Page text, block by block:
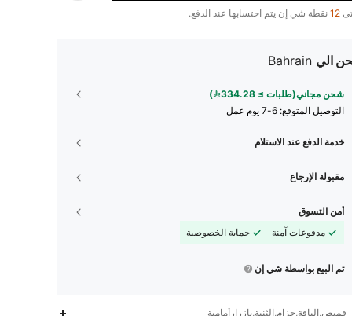
12 نقطة شي إن يتم احتسابها عند الدفع.
الي Bahrain
شحن مجاني(طلبات ≥ 334.28)
التوصيل المتوقع: 6-7 يوم عمل
خدمة الدفع عند الاستلام
مقبولة الإرجاع
أمن التسوق
مدفوعات آمنة
حماية الخصوصية
تم البيع بواسطة شي إن
قميص,الياقة,حزام,الثنية,بازرارأمامية